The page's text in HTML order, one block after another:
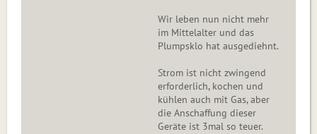
Wir leben nun nicht mehr
im Mittelalter und das
Plumpsklo hat ausgediehnt.
Strom ist nicht zwingend
erforderlich, kochen und
kühlen auch mit Gas, aber
die Anschaffung dieser
Geräte ist 3mal so teuer.